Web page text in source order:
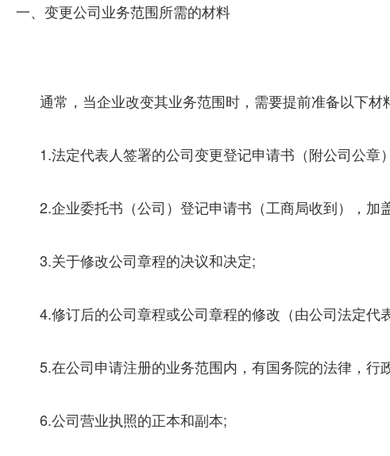
一、变更公司业务范围所需的材料
通常，当企业改变其业务范围时，需要提前准备以下材
1.法定代表人签署的公司变更登记申请书（附公司公章
2.企业委托书（公司）登记申请书（工商局收到），加
3.关于修改公司章程的决议和决定;
4.修订后的公司章程或公司章程的修改（由公司法定代
5.在公司申请注册的业务范围内，有国务院的法律，行
6.公司营业执照的正本和副本;